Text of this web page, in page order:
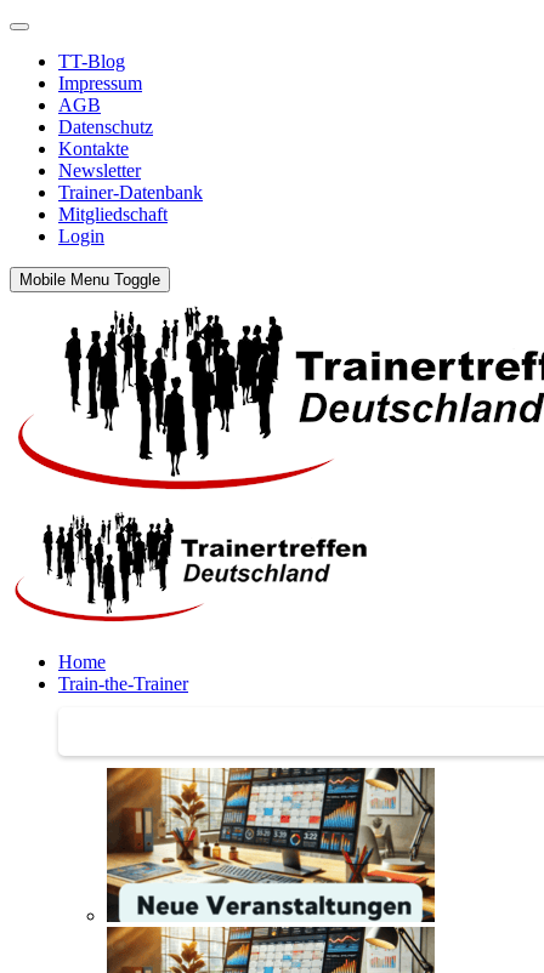
TT-Blog
Impressum
AGB
Datenschutz
Kontakte
Newsletter
Trainer-Datenbank
Mitgliedschaft
Login
Mobile Menu Toggle
Home
Train-the-Trainer